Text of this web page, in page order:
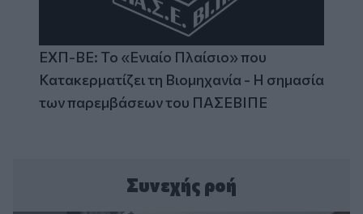
ΕΧΠ-ΒΕ: Το «Ενιαίο Πλαίσιο» που
Κατακερματίζει τη Βιομηχανία - Η σημασία
των παρεμβάσεων του ΠΑΣΕΒΙΠΕ
Συνεχής ροή